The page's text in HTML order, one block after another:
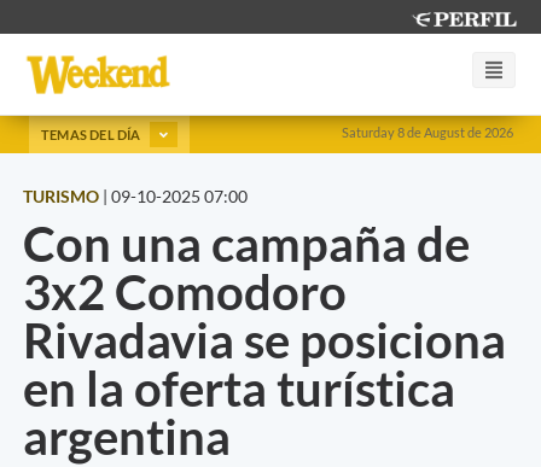
Saturday 8 de August de 2026
TEMAS DEL DÍA
TURISMO | 09-10-2025 07:00
Con una campaña de
3x2 Comodoro
Rivadavia se posiciona
en la oferta turística
argentina